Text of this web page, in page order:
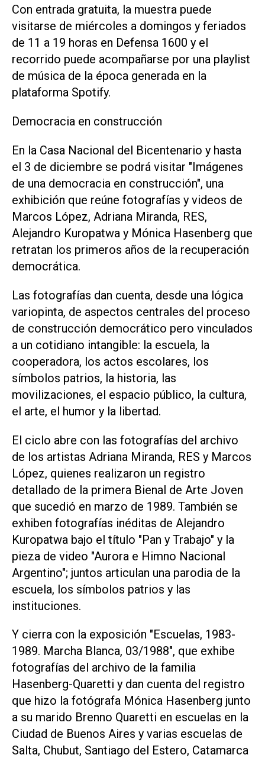
Con entrada gratuita, la muestra puede
visitarse de miércoles a domingos y feriados
de 11 a 19 horas en Defensa 1600 y el
recorrido puede acompañarse por una playlist
de música de la época generada en la
plataforma Spotify.
Democracia en construcción
En la Casa Nacional del Bicentenario y hasta
el 3 de diciembre se podrá visitar "Imágenes
de una democracia en construcción", una
exhibición que reúne fotografías y videos de
Marcos López, Adriana Miranda, RES,
Alejandro Kuropatwa y Mónica Hasenberg que
retratan los primeros años de la recuperación
democrática.
Las fotografías dan cuenta, desde una lógica
variopinta, de aspectos centrales del proceso
de construcción democrático pero vinculados
a un cotidiano intangible: la escuela, la
cooperadora, los actos escolares, los
símbolos patrios, la historia, las
movilizaciones, el espacio público, la cultura,
el arte, el humor y la libertad.
El ciclo abre con las fotografías del archivo
de los artistas Adriana Miranda, RES y Marcos
López, quienes realizaron un registro
detallado de la primera Bienal de Arte Joven
que sucedió en marzo de 1989. También se
exhiben fotografías inéditas de Alejandro
Kuropatwa bajo el título "Pan y Trabajo" y la
pieza de video "Aurora e Himno Nacional
Argentino"; juntos articulan una parodia de la
escuela, los símbolos patrios y las
instituciones.
Y cierra con la exposición "Escuelas, 1983-
1989. Marcha Blanca, 03/1988", que exhibe
fotografías del archivo de la familia
Hasenberg-Quaretti y dan cuenta del registro
que hizo la fotógrafa Mónica Hasenberg junto
a su marido Brenno Quaretti en escuelas en la
Ciudad de Buenos Aires y varias escuelas de
Salta, Chubut, Santiago del Estero, Catamarca